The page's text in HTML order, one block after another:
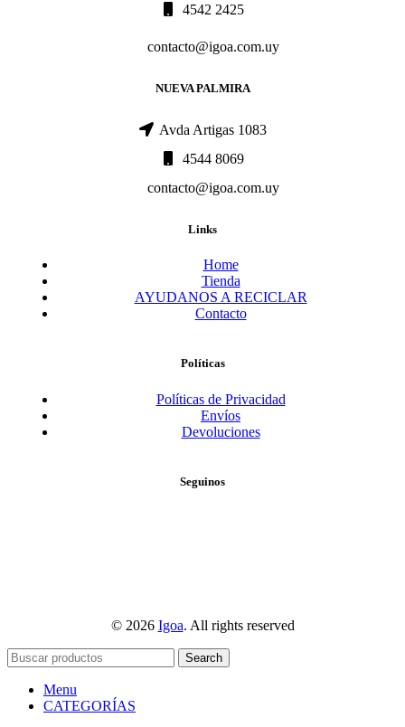
4542 2425
contacto@igoa.com.uy
NUEVA PALMIRA
Avda Artigas 1083
4544 8069
contacto@igoa.com.uy
Links
Home
Tienda
AYUDANOS A RECICLAR
Contacto
Políticas
Políticas de Privacidad
Envíos
Devoluciones
Seguinos
© 2026 Igoa. All rights reserved
Search
Menu
CATEGORÍAS